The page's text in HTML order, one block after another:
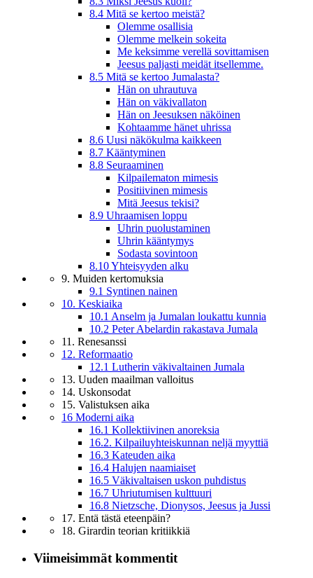
8.4 Mitä se kertoo meistä?
Olemme osallisia
Olemme melkein sokeita
Me keksimme verellä sovittamisen
Jeesus paljasti meidät itsellemme.
8.5 Mitä se kertoo Jumalasta?
Hän on uhrautuva
Hän on väkivallaton
Hän on Jeesuksen näköinen
Kohtaamme hänet uhrissa
8.6 Uusi näkökulma kaikkeen
8.7 Kääntyminen
8.8 Seuraaminen
Kilpailematon mimesis
Positiivinen mimesis
Mitä Jeesus tekisi?
8.9 Uhraamisen loppu
Uhrin puolustaminen
Uhrin kääntymys
Sodasta sovintoon
8.10 Yhteisyyden alku
9. Muiden kertomuksia
9.1 Syntinen nainen
10. Keskiaika
10.1 Anselm ja Jumalan loukattu kunnia
10.2 Peter Abelardin rakastava Jumala
11. Renesanssi
12. Reformaatio
12.1 Lutherin väkivaltainen Jumala
13. Uuden maailman valloitus
14. Uskonsodat
15. Valistuksen aika
16 Moderni aika
16.1 Kollektiivinen anoreksia
16.2. Kilpailuyhteiskunnan neljä myyttiä
16.3 Kateuden aika
16.4 Halujen naamiaiset
16.5 Väkivaltaisen uskon puhdistus
16.7 Uhriutumisen kulttuuri
16.8 Nietzsche, Dionysos, Jeesus ja Jussi
17. Entä tästä eteenpäin?
18. Girardin teorian kritiikkiä
Viimeisimmät kommentit